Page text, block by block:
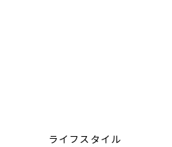
ライフスタイル